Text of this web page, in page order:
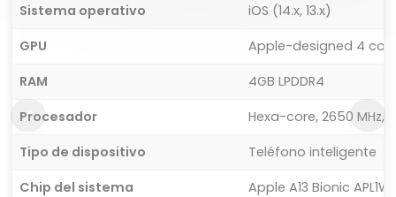
Sistema operativo
iOS (14.x, 13.x)
GPU
Apple-designed 4
RAM
4GB LPDDR4
Procesador
Hexa-core, 2650 MHz,
Tipo de dispositivo
Teléfono inteligente
Chip del sistema
Apple A13 Bionic